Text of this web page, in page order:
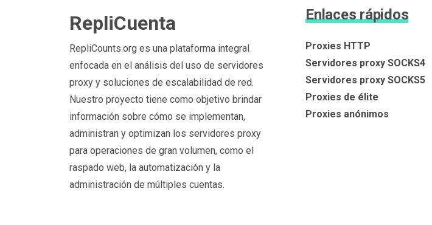
RepliCuenta
RepliCounts.org es una plataforma integral
enfocada en el análisis del uso de servidores
proxy y soluciones de escalabilidad de red.
Nuestro proyecto tiene como objetivo brindar
información sobre cómo se implementan,
administran y optimizan los servidores proxy
para operaciones de gran volumen, como el
raspado web, la automatización y la
administración de múltiples cuentas.
Enlaces rápidos
Proxies HTTP
Servidores proxy SOCKS4
Servidores proxy SOCKS5
Proxies de élite
Proxies anónimos